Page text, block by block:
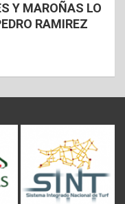
Y MAROÑAS LO
RAMIREZ